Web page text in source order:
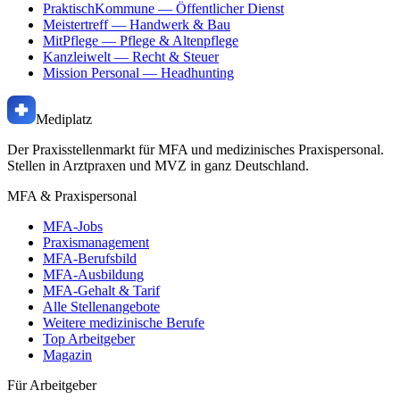
PraktischKommune — Öffentlicher Dienst
Meistertreff— Handwerk & Bau
MitPflege — Pflege & Altenpflege
Kanzleiwelt — Recht & Steuer
Mission Personal — Headhunting
Mediplatz
Der Praxisstellenmarkt für MFA und medizinisches Praxispersonal.
Stellen in Arztpraxen und MVZ in ganz Deutschland.
MFA & Praxispersonal
MFA-Jobs
Praxismanagement
MFA-Berufsbild
MFA-Ausbildung
MFA-Gehalt & Tarif
Alle Stellenangebote
Weitere medizinische Berufe
Top Arbeitgeber
Magazin
Für Arbeitgeber